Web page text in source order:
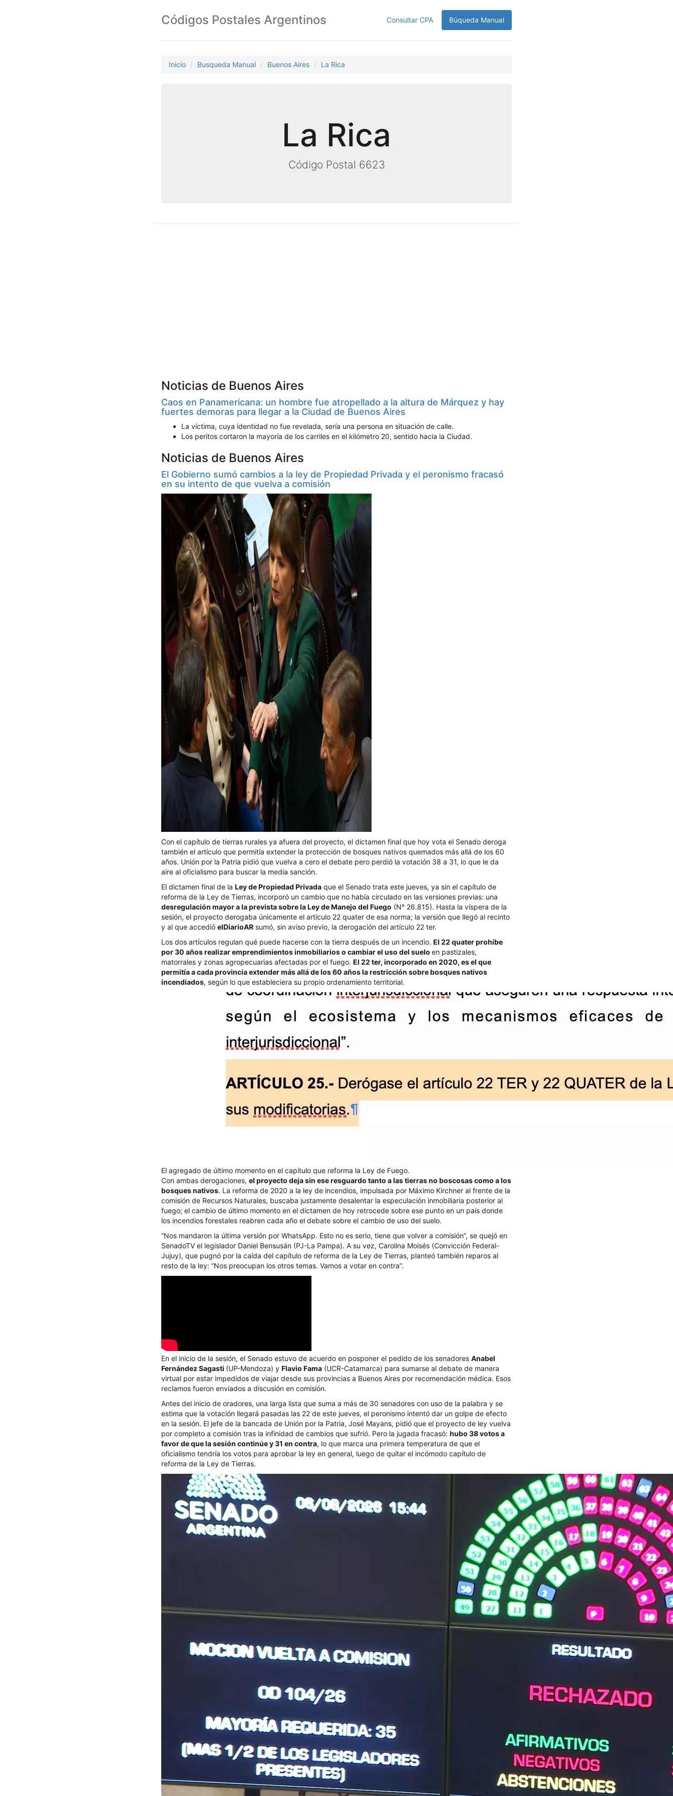
Consultar CPA Búqueda Manual
Códigos Postales Argentinos
Inicio Busqueda Manual Buenos Aires La Rica
La Rica
Código Postal 6623
Noticias de Buenos Aires
Caos en Panamericana: un hombre fue atropellado a la altura de Márquez y hay
fuertes demoras para llegar a la Ciudad de Buenos Aires
La víctima, cuya identidad no fue revelada, sería una persona en situación de calle.
Los peritos cortaron la mayoría de los carriles en el kilómetro 20, sentido hacia la Ciudad.
Noticias de Buenos Aires
El Gobierno sumó cambios a la ley de Propiedad Privada y el peronismo fracasó
en su intento de que vuelva a comisión
Con el capítulo de tierras rurales ya afuera del proyecto, el dictamen final que hoy vota el Senado deroga
también el artículo que permitía extender la protección de bosques nativos quemados más allá de los 60
años. Unión por la Patria pidió que vuelva a cero el debate pero perdió la votación 38 a 31, lo que le da
aire al oficialismo para buscar la media sanción.
El dictamen final de la Ley de Propiedad Privada que el Senado trata este jueves, ya sin el capítulo de
reforma de la Ley de Tierras, incorporó un cambio que no había circulado en las versiones previas: una
desregulación mayor a la prevista sobre la Ley de Manejo del Fuego (N° 26.815). Hasta la víspera de la
sesión, el proyecto derogaba únicamente el artículo 22 quater de esa norma; la versión que llegó al recinto
y al que accedió elDiarioAR sumó, sin aviso previo, la derogación del artículo 22 ter.
Los dos artículos regulan qué puede hacerse con la tierra después de un incendio. El 22 quater prohíbe
por 30 años realizar emprendimientos inmobiliarios o cambiar el uso del suelo en pastizales,
matorrales y zonas agropecuarias afectadas por el fuego. El 22 ter, incorporado en 2020, es el que
permitía a cada provincia extender más allá de los 60 años la restricción sobre bosques nativos
incendiados, según lo que estableciera su propio ordenamiento territorial.
El agregado de último momento en el capítulo que reforma la Ley de Fuego.
Con ambas derogaciones, el proyecto deja sin ese resguardo tanto a las tierras no boscosas como a los
bosques nativos. La reforma de 2020 a la ley de incendios, impulsada por Máximo Kirchner al frente de la
comisión de Recursos Naturales, buscaba justamente desalentar la especulación inmobiliaria posterior al
fuego; el cambio de último momento en el dictamen de hoy retrocede sobre ese punto en un país donde
los incendios forestales reabren cada año el debate sobre el cambio de uso del suelo.
“Nos mandaron la última versión por WhatsApp. Esto no es serio, tiene que volver a comisión”, se quejó en
SenadoTV el legislador Daniel Bensusán (PJ-La Pampa). A su vez, Carolina Moisés (Convicción Federal-
Jujuy), que pugnó por la caída del capítulo de reforma de la Ley de Tierras, planteó también reparos al
resto de la ley: “Nos preocupan los otros temas. Vamos a votar en contra”.
En el inicio de la sesión, el Senado estuvo de acuerdo en posponer el pedido de los senadores Anabel
Fernández Sagasti (UP-Mendoza) y Flavio Fama (UCR-Catamarca) para sumarse al debate de manera
virtual por estar impedidos de viajar desde sus provincias a Buenos Aires por recomendación médica. Esos
reclamos fueron enviados a discusión en comisión.
Antes del inicio de oradores, una larga lista que suma a más de 30 senadores con uso de la palabra y se
estima que la votación llegará pasadas las 22 de este jueves, el peronismo intentó dar un golpe de efecto
en la sesión. El jefe de la bancada de Unión por la Patria, José Mayans, pidió que el proyecto de ley vuelva
por completo a comisión tras la infinidad de cambios que sufrió. Pero la jugada fracasó: hubo 38 votos a
favor de que la sesión continúe y 31 en contra, lo que marca una primera temperatura de que el
oficialismo tendría los votos para aprobar la ley en general, luego de quitar el incómodo capítulo de
reforma de la Ley de Tierras.